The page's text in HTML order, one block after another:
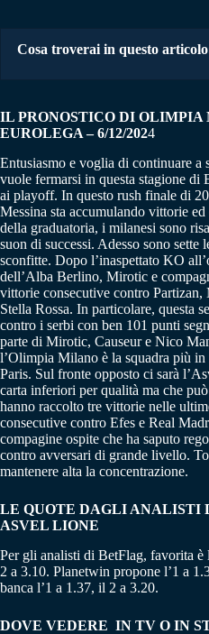
Cosa troverai in questo
IL PRONOSTICO DI OLIMPIA
EUROLEGA – 6/12/2024
Entusiasmo e voglia di continuare
vuole fermarsi in questa stagione di
ai playoff. In questo rush finale di
Messina sta accumulando vittorie
della graduatoria, i milanesi sono
suon di successi. Adesso sono sette
sconfitte. Dopo l’inaspettato KO
dell’Alba Berlino, Mirotic e
vittorie consecutive contro
Stella Rossa. In particolare, questa
contro i serbi con ben 101 punti
parte di Mirotic, Causeur e Nico
l’Olimpia Milano è la squadra più
Paris. Sul fronte opposto ci sarà
carta inferiori per qualità ma che
hanno raccolto tre vittorie nelle
consecutive contro Efes e Real
compagine ospite che ha saputo
contro avversari di grande livello.
mantenere alta la concentrazione.
LE QUOTE DAGLI ANALISTI
ASVEL LIONE
Per gli analisti di BetFlag, favorita
2 a 3.10. Planetwin propone l’1 a
banca l’1 a 1.37, il 2 a 3.20.
DOVE VEDERE IN TV O IN